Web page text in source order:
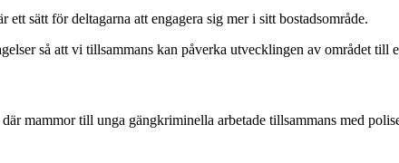
sätt för deltagarna att engagera sig mer i sitt bostadsområde.
så att vi tillsammans kan påverka utvecklingen av området till
mammor till unga gängkriminella arbetade tillsammans med